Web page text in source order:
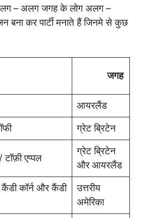
– अलग जगह के लोग अलग –
बना कर पार्टी मनाते हैं जिनमे से कुछ
जगह
आयरलैंड
ग्रेट ब्रिटेन
एप्पल
ग्रेट ब्रिटेन
और आयरलैंड
कॉर्न और कैंडी
उत्तरीय
अमेरिका